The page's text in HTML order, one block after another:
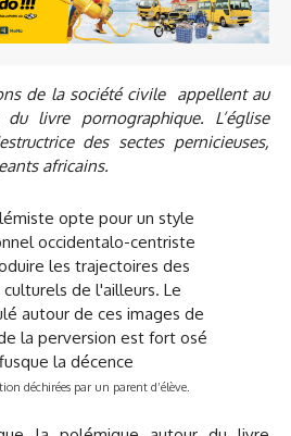
de la société civile appellent au
livre pornographique. L’église
des sectes pernicieuses,
africains.
déchirées par un parent d’élève.